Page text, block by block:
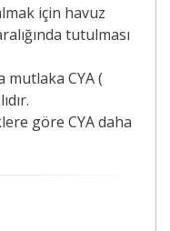
için havuz
tutulması
mutlaka CYA (
göre CYA daha